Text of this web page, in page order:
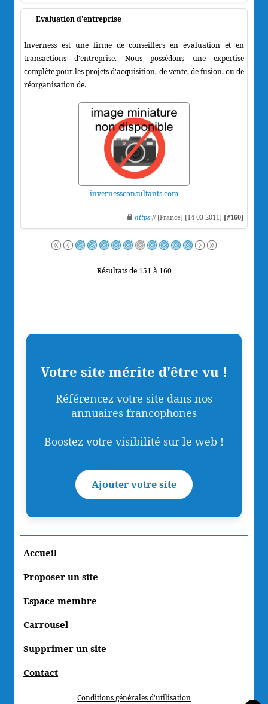
Evaluation d'entreprise
Inverness est une firme de conseillers en évaluation et en
transactions d'entreprise. Nous possédons une expertise
complète pour les projets d'acquisition, de vente, de fusion, ou de
réorganisation de.
invernessconsultants.com
https:// [France] [14-03-2011] [#160]
Résultats de 151 à 160
Votre site mérite d'être vu !
Référencez votre site dans nos
annuaires francophones
Boostez votre visibilité sur le web !
Ajouter votre site
Accueil
Proposer un site
Espace membre
Carrousel
Supprimer un site
Contact
Conditions générales d'utilisation